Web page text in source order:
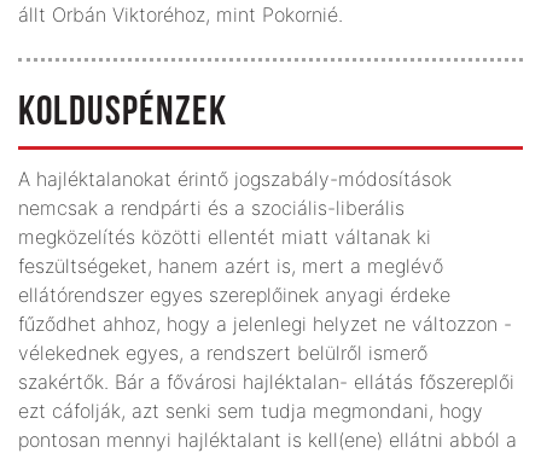
állt Orbán Viktoréhoz, mint Pokornié.
KOLDUSPÉNZEK
A hajléktalanokat érintő jogszabály-módosítások
nemcsak a rendpárti és a szociális-liberális
megközelítés közötti ellentét miatt váltanak ki
feszültségeket, hanem azért is, mert a meglévő
ellátórendszer egyes szereplőinek anyagi érdeke
fűződhet ahhoz, hogy a jelenlegi helyzet ne változzon -
vélekednek egyes, a rendszert belülről ismerő
szakértők. Bár a fővárosi hajléktalan- ellátás főszereplői
ezt cáfolják, azt senki sem tudja megmondani, hogy
pontosan mennyi hajléktalant is kell(ene) ellátni abból a